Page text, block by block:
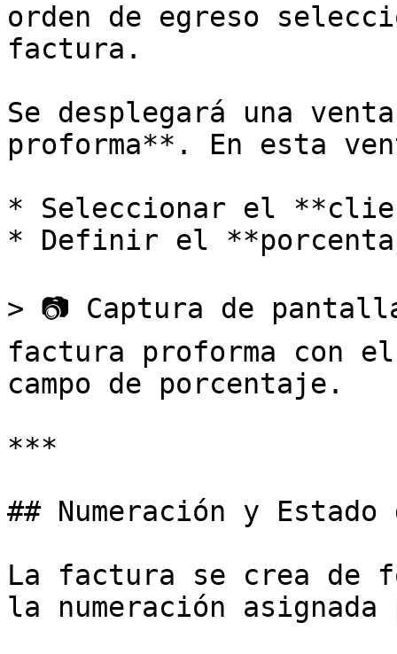
orden de egreso
factura.
Se desplegará una
proforma**. En esta
* Seleccionar el
* Definir el
> 📷 Captura de
factura proforma con
campo de porcentaje.
***
## Numeración y
La factura se crea de
la numeración